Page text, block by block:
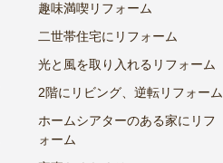
趣味満喫リフォーム
二世帯住宅にリフォーム
光と風を取り入れるリフォーム
2階にリビング、逆転リフォーム
ホームシアターのある家にリフ
ォーム